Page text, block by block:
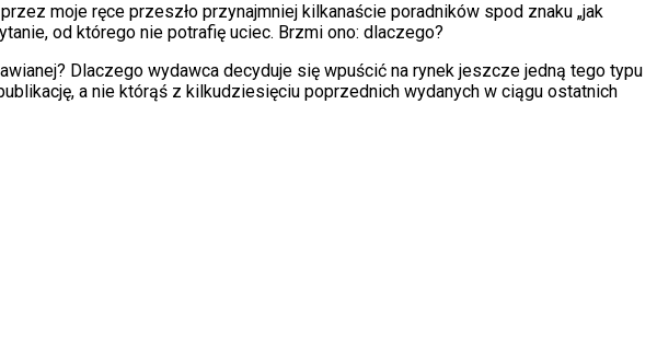
moje ręce przeszło przynajmniej kilkanaście poradników spod znaku „jak
od którego nie potrafię uciec. Brzmi ono: dlaczego?
Dlaczego wydawca decyduje się wpuścić na rynek jeszcze jedną tego typu
a nie którąś z kilkudziesięciu poprzednich wydanych w ciągu ostatnich